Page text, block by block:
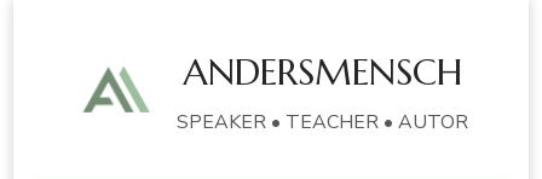
ANDERSMENSCH
SPEAKER • TEACHER • AUTOR